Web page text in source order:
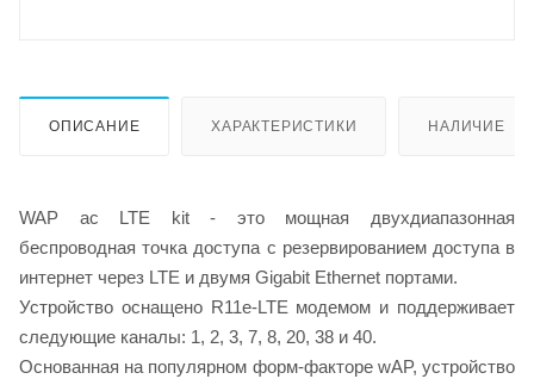
ОПИСАНИЕ ХАРАКТЕРИСТИКИ НАЛИЧИЕ
WAP ac LTE kit - это мощная двухдиапазонная
беспроводная точка доступа с резервированием доступа в
интернет через LTE и двумя Gigabit Ethernet портами.
Устройство оснащено R11e-LTE модемом и поддерживает
следующие каналы: 1, 2, 3, 7, 8, 20, 38 и 40.
Основанная на популярном форм-факторе wAP, устройство